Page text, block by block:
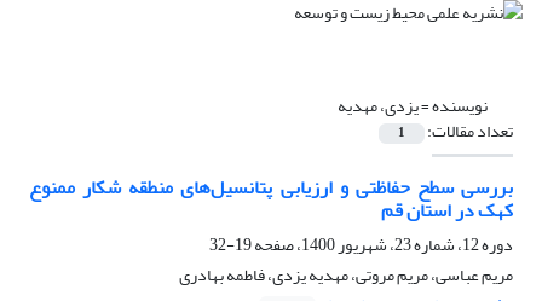
نویسنده =یزدی، مهدیه
تعداد مقالات: 1
بررسی سطح حفاظتی و ارزیابی پتانسیل‌های منطقه شکار ممنوع
کهک در استان قم
دوره 12، شماره 23، شهریور 1400، صفحه
19-32
مریم عباسی، مریم مروتی، مهدیه یزدی، فاطمه بهادری